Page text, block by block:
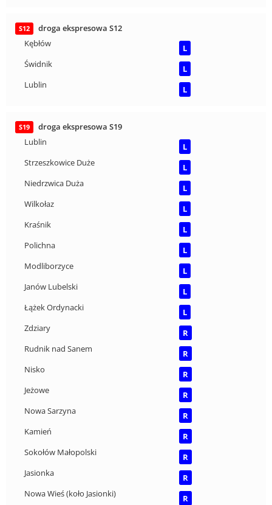
S12
droga ekspresowa S12
Kębłów
L
Świdnik
L
Lublin
L
S19
droga ekspresowa S19
Lublin
L
Strzeszkowice Duże
L
Niedrzwica Duża
L
Wilkołaz
L
Kraśnik
L
Polichna
L
Modliborzyce
L
Janów Lubelski
L
Łążek Ordynacki
L
Zdziary
R
Rudnik nad Sanem
R
Nisko
R
Jeżowe
R
Nowa Sarzyna
R
Kamień
R
Sokołów Małopolski
R
Jasionka
R
Nowa Wieś (koło Jasionki)
R